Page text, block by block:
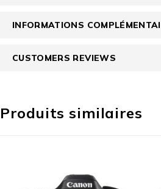
INFORMATIONS
CUSTOMERS REVIEWS
Produits similaires